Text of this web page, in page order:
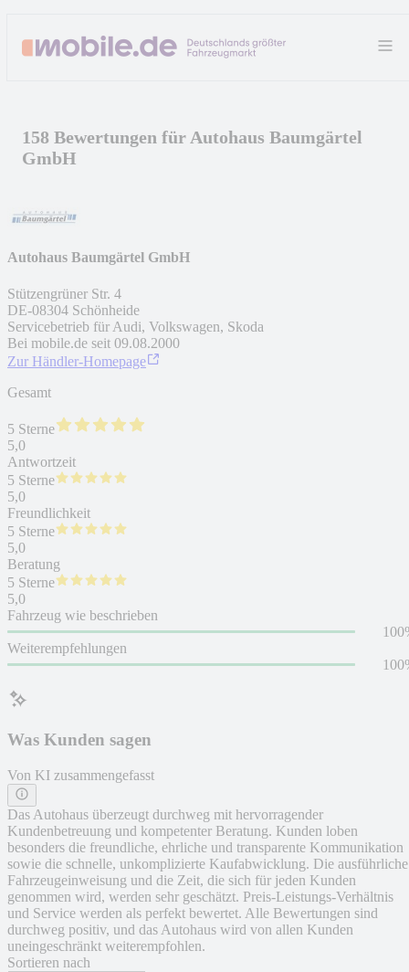
158 Bewertungen für Autohaus Baumgärtel
GmbH
Was Kunden sagen
Von KI zusammengefasst
Das Autohaus überzeugt durchweg mit hervorragender
Kundenbetreuung und kompetenter Beratung. Kunden loben
besonders die freundliche, ehrliche und transparente Kommunikation
sowie die schnelle, unkomplizierte Kaufabwicklung. Die ausführliche
Fahrzeugeinweisung und die Zeit, die sich für jeden Kunden
genommen wird, werden sehr geschätzt. Preis-Leistungs-Verhältnis
und Service werden als perfekt bewertet. Alle Bewertungen sind
durchweg positiv, und das Autohaus wird von allen Kunden
uneingeschränkt weiterempfohlen.
Sortieren nach
Autohaus Baumgärtel GmbH
Stützengrüner Str. 4
DE-08304 Schönheide
Servicebetrieb für Audi, Volkswagen, Skoda
Bei mobile.de seit 09.08.2000
Zur Händler-Homepage
Gesamt
5 Sterne
5,0
Antwortzeit
5 Sterne
5,0
Freundlichkeit
5 Sterne
5,0
Beratung
5 Sterne
5,0
Fahrzeug wie beschrieben
Weiterempfehlungen